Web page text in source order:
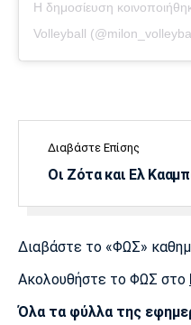
Η δημοσίευση
Volleyball
Διαβάστε Επίσης
Οι Ζότα και Ελ
Διαβάστε το «ΦΩΣ»
Ακολουθήστε το ΦΩΣ στο
Όλα τα φύλλα της